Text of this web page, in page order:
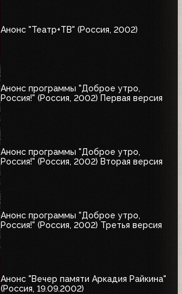
Анонс "Театр+ТВ" (Россия, 2002)
Анонс программы "Доброе утро,
Россия!" (Россия, 2002) Первая версия
Анонс программы "Доброе утро,
Россия!" (Россия, 2002) Вторая версия
Анонс программы "Доброе утро,
Россия!" (Россия, 2002) Третья версия
Анонс "Вечер памяти Аркадия Райкина"
(Россия, 19.09.2002)